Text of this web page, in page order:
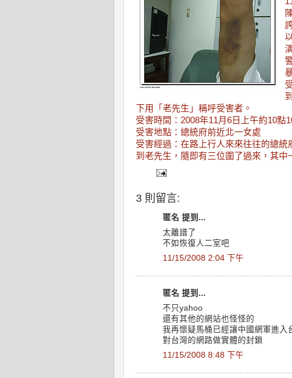
下用「老先生」稱呼受害者。
受害時間：2008年11月6日上午約10點
受害地點：總統府前近北一女處
受害經過：在路上行人來來往往的總
到老先生，隨即有三位圍了過來，其中
3 則留言:
匿名 提到...
太離譜了
不如恢復人二室吧
11/15/2008 2:04 下午
匿名 提到...
不只yahoo
還有其他的網站也怪怪的
我再懷疑馬桶已經讓中國網軍進入
對台灣的網路做實體的封鎖
11/15/2008 8:48 下午